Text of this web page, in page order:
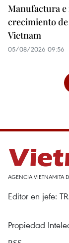
Manufactura
crecimiento
Vietnam
05/08/2026 09:56
AGENCIA VIETNAMITA
Editor en jefe:
Propiedad